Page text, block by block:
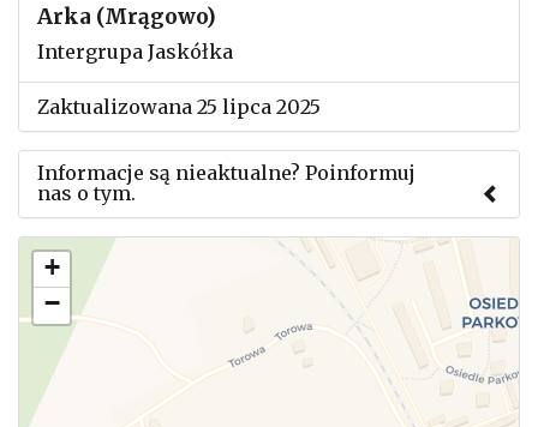
Arka (Mrągowo)
Intergrupa Jaskółka
Zaktualizowana 25 lipca 2025
Informacje są nieaktualne? Poinformuj
nas o tym.
Użyj tego formularza aby przesłać informację o
zmianach w powyższym mityngu.
+
−